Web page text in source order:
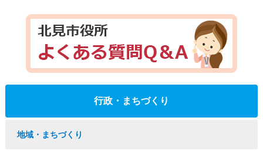
行政・まちづくり
地域・まちづくり